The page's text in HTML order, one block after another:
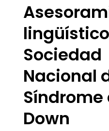
Sociedad
Nacional
Síndrome
Down